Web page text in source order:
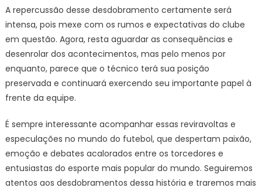
A repercussão desse desdobramento certamente será
intensa, pois mexe com os rumos e expectativas do clube
em questão. Agora, resta aguardar as consequências e
desenrolar dos acontecimentos, mas pelo menos por
enquanto, parece que o técnico terá sua posição
preservada e continuará exercendo seu importante papel à
frente da equipe.
É sempre interessante acompanhar essas reviravoltas e
especulações no mundo do futebol, que despertam paixão,
emoção e debates acalorados entre os torcedores e
entusiastas do esporte mais popular do mundo. Seguiremos
atentos aos desdobramentos dessa história e traremos mais